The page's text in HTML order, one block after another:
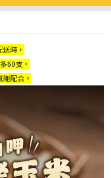
時，
60支。
配合。